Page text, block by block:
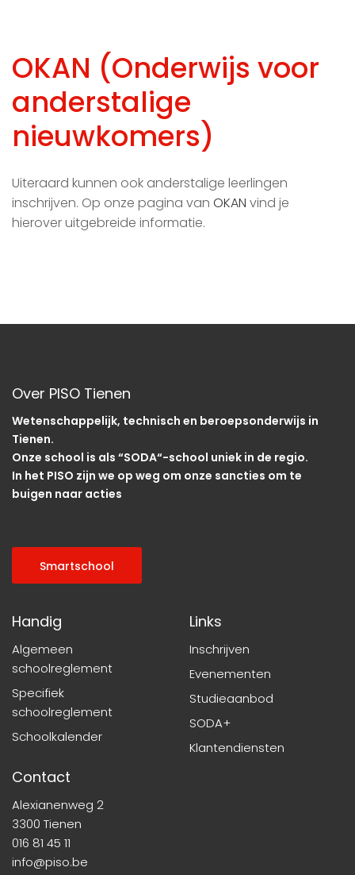
OKAN (Onderwijs voor
anderstalige
nieuwkomers)
Uiteraard kunnen ook anderstalige leerlingen
inschrijven. Op onze pagina van OKAN vind je
hierover uitgebreide informatie.
Over PISO Tienen
Wetenschappelijk, technisch en beroepsonderwijs in
Tienen.
Onze school is als “SODA“-school uniek in de regio.
In het PISO zijn we op weg om onze sancties om te
buigen naar acties
Smartschool
Handig
Algemeen
schoolreglement
Specifiek
schoolreglement
Schoolkalender
Links
Inschrijven
Evenementen
Studieaanbod
SODA+
Klantendiensten
Contact
Alexianenweg 2
3300 Tienen
016 81 45 11
info@piso.be